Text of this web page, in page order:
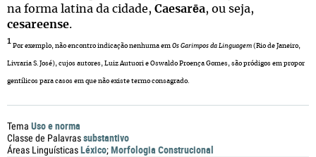
na forma latina da cidade, Caesarēa, ou seja,
cesareense.
1
Por exemplo, não encontro indicação nenhuma em Os Garimpos da Linguagem (Rio de Janeiro,
Livraria S. José), cujos autores, Luiz Autuori e Oswaldo Proença Gomes, são pródigos em propor
gentílicos para casos em que não existe termo consagrado.
Tema Uso e norma
Classe de Palavrassubstantivo
Áreas LinguísticasLéxico;Morfologia Construcional